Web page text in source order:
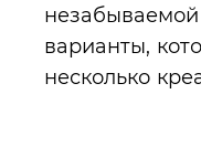
варианты,
несколько